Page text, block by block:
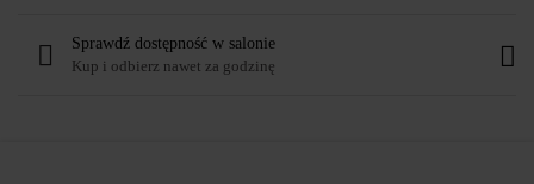
Sprawdź dostępność w salonie
Kup i odbierz nawet za godzinę